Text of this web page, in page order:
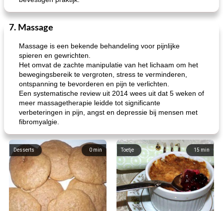
7. Massage
Massage is een bekende behandeling voor pijnlijke
spieren en gewrichten.
Het omvat de zachte manipulatie van het lichaam om het
bewegingsbereik te vergroten, stress te verminderen,
ontspanning te bevorderen en pijn te verlichten.
Een systematische review uit 2014 wees uit dat 5 weken of
meer massagetherapie leidde tot significante
verbeteringen in pijn, angst en depressie bij mensen met
fibromyalgie.
0 min
Desserts 15 min
Toetje